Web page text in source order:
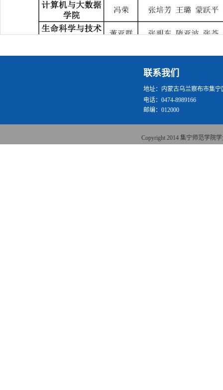
联系我们
地址：内蒙古乌兰察布市集宁
电话：0474-8989166
邮编：012000
Copyright 2014 集宁师范学院